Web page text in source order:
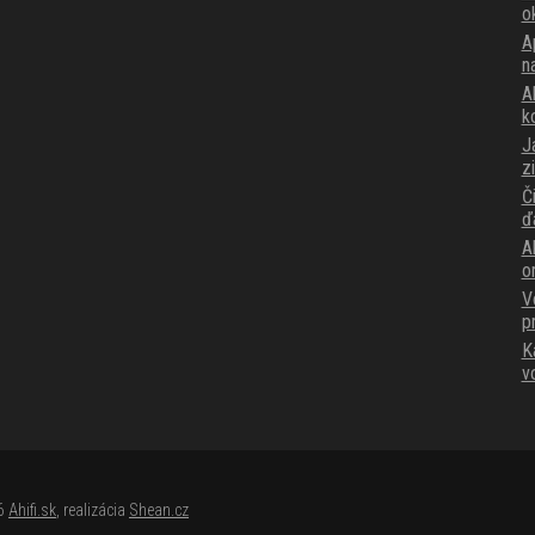
Ahifi.sk, realizácia Shean.cz